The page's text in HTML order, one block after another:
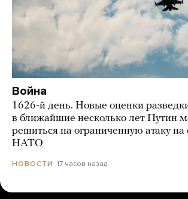
Война
1626-й день. Новые оценки
в ближайшие несколько лет Путин
решиться на ограниченную атаку на
НАТО
НОВОСТИ 17 часов назад